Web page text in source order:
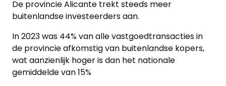
De provincie Alicante trekt steeds meer
buitenlandse investeerders aan.
In 2023 was 44% van alle vastgoedtransacties in
de provincie afkomstig van buitenlandse kopers,
wat aanzienlijk hoger is dan het nationale
gemiddelde van 15%